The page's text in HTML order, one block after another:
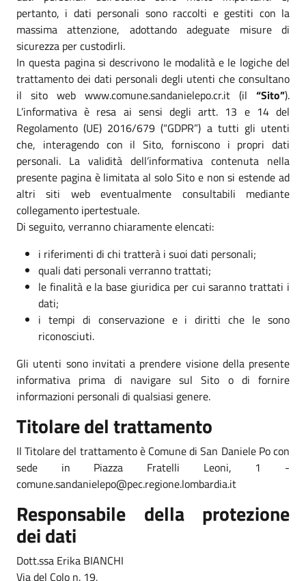
pertanto, i dati personali sono raccolti e gestiti con la
massima attenzione, adottando adeguate misure di
sicurezza per custodirli.
In questa pagina si descrivono le modalità e le logiche del
trattamento dei dati personali degli utenti che consultano
il sito web www.comune.sandanielepo.cr.it (il “Sito”).
L’informativa è resa ai sensi degli artt. 13 e 14 del
Regolamento (UE) 2016/679 (“GDPR”) a tutti gli utenti
che, interagendo con il Sito, forniscono i propri dati
personali. La validità dell’informativa contenuta nella
presente pagina è limitata al solo Sito e non si estende ad
altri siti web eventualmente consultabili mediante
collegamento ipertestuale.
Di seguito, verranno chiaramente elencati:
i riferimenti di chi tratterà i suoi dati personali;
quali dati personali verranno trattati;
le finalità e la base giuridica per cui saranno trattati i
dati;
i tempi di conservazione e i diritti che le sono
riconosciuti.
Gli utenti sono invitati a prendere visione della presente
informativa prima di navigare sul Sito o di fornire
informazioni personali di qualsiasi genere.
Titolare del trattamento
Il Titolare del trattamento è Comune di San Daniele Po con
sede in Piazza Fratelli Leoni, 1 -
comune.sandanielepo@pec.regione.lombardia.it
Responsabile della protezione
dei dati
Dott.ssa Erika BIANCHI
Via del Colo n. 19,